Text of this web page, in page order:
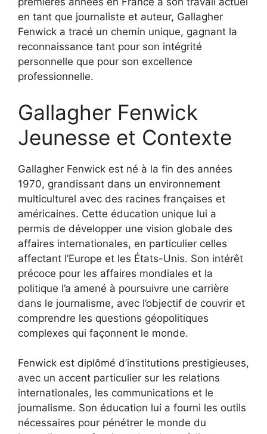
en tant que journaliste et auteur, Gallagher
Fenwick a tracé un chemin unique, gagnant la
reconnaissance tant pour son intégrité
personnelle que pour son excellence
professionnelle.
Gallagher Fenwick
Jeunesse et Contexte
Gallagher Fenwick est né à la fin des années
1970, grandissant dans un environnement
multiculturel avec des racines françaises et
américaines. Cette éducation unique lui a
permis de développer une vision globale des
affaires internationales, en particulier celles
affectant l’Europe et les États-Unis. Son intérêt
précoce pour les affaires mondiales et la
politique l’a amené à poursuivre une carrière
dans le journalisme, avec l’objectif de couvrir et
comprendre les questions géopolitiques
complexes qui façonnent le monde.
Fenwick est diplômé d’institutions prestigieuses,
avec un accent particulier sur les relations
internationales, les communications et le
journalisme. Son éducation lui a fourni les outils
nécessaires pour pénétrer le monde du